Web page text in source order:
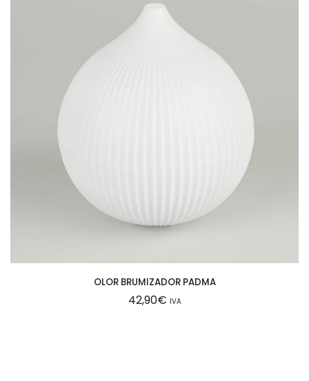
OLOR BRUMIZADOR PADMA
42,90€ IVA